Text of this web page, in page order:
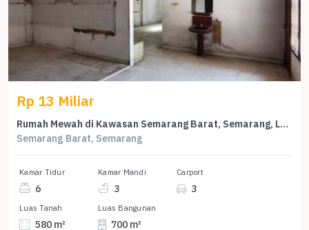
Rp 13 Miliar
Rumah Mewah di Kawasan Semarang Barat, Semarang, LB 700m², Harga 13 Miliar
Semarang Barat, Semarang
Kamar Tidur
6
Kamar Mandi
3
Carport
3
Luas Tanah
580 m²
Luas Bangunan
700 m²